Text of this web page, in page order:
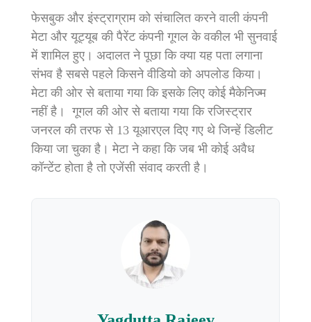
फेसबुक और इंस्ट्राग्राम को संचालित करने वाली कंपनी
मेटा और यूट्यूब की पैरेंट कंपनी गूगल के वकील भी सुनवाई
में शामिल हुए। अदालत ने पूछा कि क्या यह पता लगाना
संभव है सबसे पहले किसने वीडियो को अपलोड किया।
मेटा की ओर से बताया गया कि इसके लिए कोई मैकेनिज्म
नहीं है। गूगल की ओर से बताया गया कि रजिस्ट्रार
जनरल की तरफ से 13 यूआरएल दिए गए थे जिन्हें डिलीट
किया जा चुका है। मेटा ने कहा कि जब भी कोई अवैध
कॉन्टेंट होता है तो एजेंसी संवाद करती है।